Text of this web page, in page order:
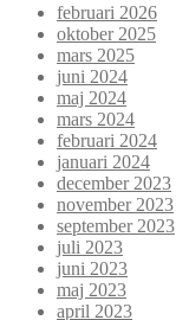
februari 2026
oktober 2025
mars 2025
juni 2024
maj 2024
mars 2024
februari 2024
januari 2024
december 2023
november 2023
september 2023
juli 2023
juni 2023
maj 2023
april 2023